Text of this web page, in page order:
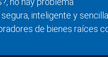
inteligente y sencilla
de bienes raíces